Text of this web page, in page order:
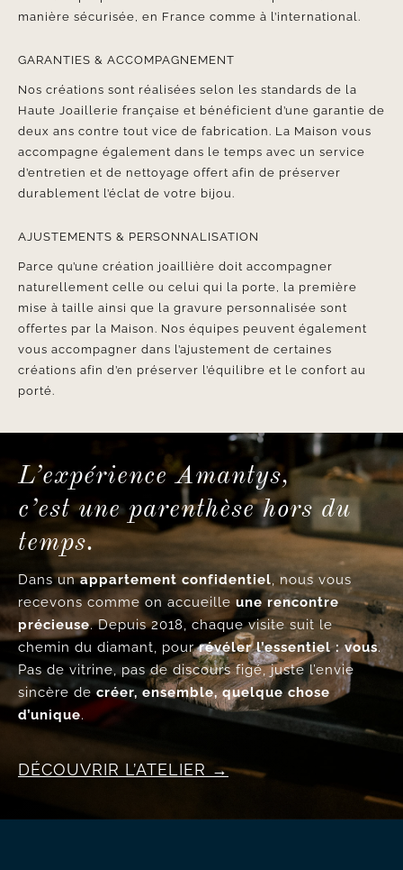
manière sécurisée, en France comme à l’international.
GARANTIES & ACCOMPAGNEMENT
Nos créations sont réalisées selon les standards de la
Haute Joaillerie française et bénéficient d’une garantie de
deux ans contre tout vice de fabrication. La Maison vous
accompagne également dans le temps avec un service
d’entretien et de nettoyage offert afin de préserver
durablement l’éclat de votre bijou.
AJUSTEMENTS & PERSONNALISATION
Parce qu’une création joaillière doit accompagner
naturellement celle ou celui qui la porte, la première
mise à taille ainsi que la gravure personnalisée sont
offertes par la Maison. Nos équipes peuvent également
vous accompagner dans l’ajustement de certaines
créations afin d’en préserver l’équilibre et le confort au
porté.
L’expérience Amantys,
c’est une parenthèse hors du
temps.
Dans unappartement confidentiel, nous vous
recevons comme on accueille une rencontre
précieuse. Depuis 2018, chaque visite suit le
chemin du diamant, pourrévéler l’essentiel : vous.
Pas de vitrine, pas de discours figé, juste l’envie
sincère de créer, ensemble, quelque chose
d’unique.
DÉCOUVRIR L’ATELIER